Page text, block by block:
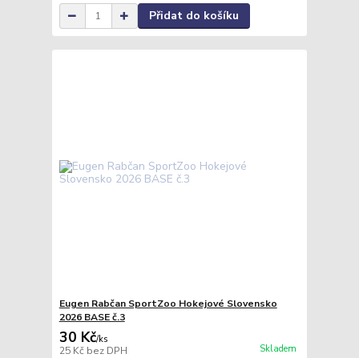
Přidat do košíku
Eugen Rabčan SportZoo Hokejové Slovensko
2026 BASE č.3
30 Kč/ks
25 Kč bez DPH Skladem